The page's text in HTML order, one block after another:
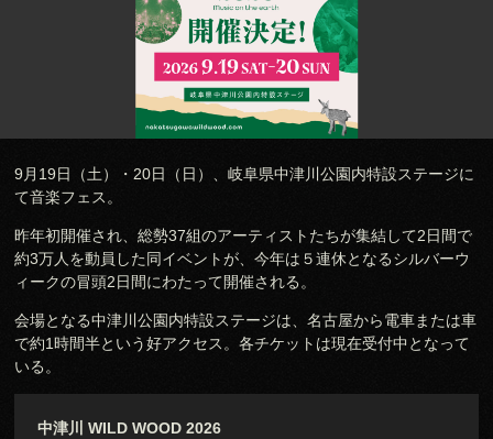
PODCAST
音声番組
ARTICLE
9月19日（土）・20日（日）、岐阜県中津川公園内特設ステージに
て音楽フェス。
昨年初開催され、総勢37組のアーティストたちが集結して2日間で
約3万人を動員した同イベントが、今年は５連休となるシルバーウ
ィークの冒頭2日間にわたって開催される。
会場となる中津川公園内特設ステージは、名古屋から電車または車
で約1時間半という好アクセス。各チケットは現在受付中となって
いる。
中津川 WILD WOOD 2026